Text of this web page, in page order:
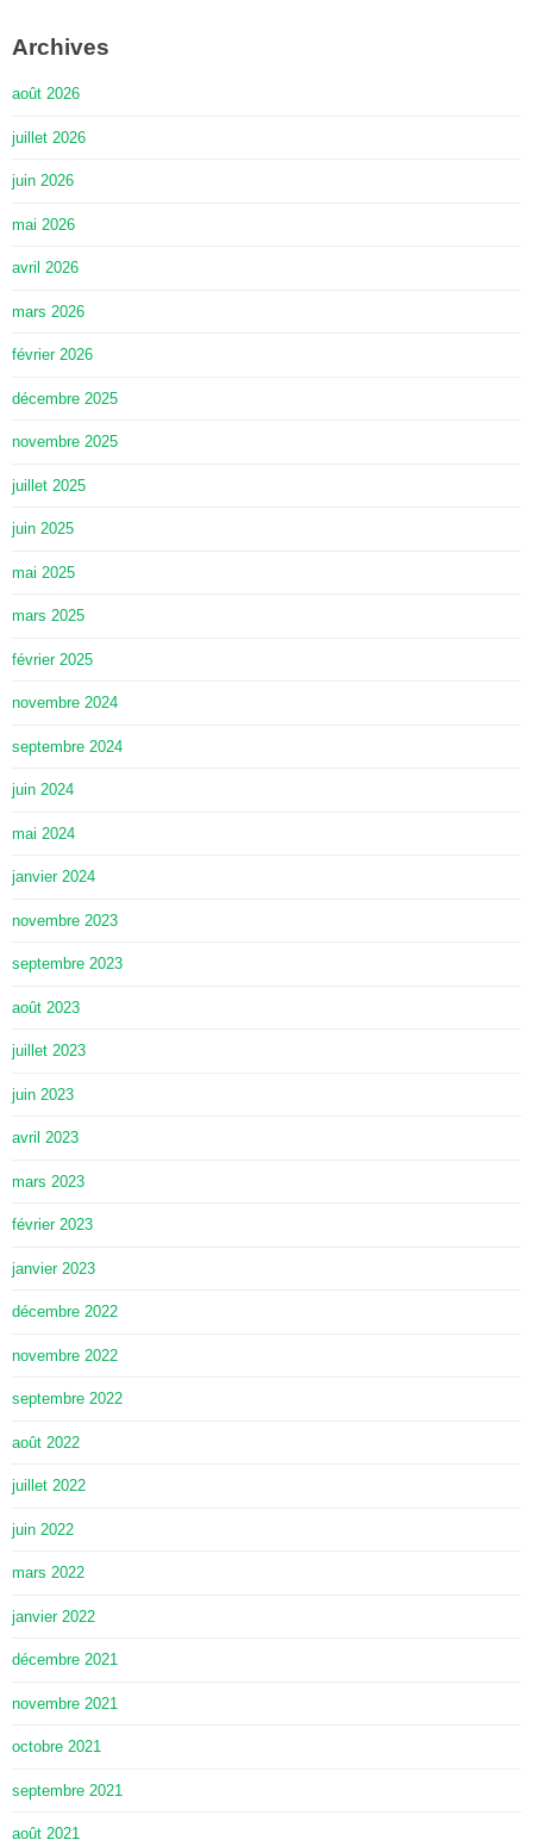
Archives
août 2026
juillet 2026
juin 2026
mai 2026
avril 2026
mars 2026
février 2026
décembre 2025
novembre 2025
juillet 2025
juin 2025
mai 2025
mars 2025
février 2025
novembre 2024
septembre 2024
juin 2024
mai 2024
janvier 2024
novembre 2023
septembre 2023
août 2023
juillet 2023
juin 2023
avril 2023
mars 2023
février 2023
janvier 2023
décembre 2022
novembre 2022
septembre 2022
août 2022
juillet 2022
juin 2022
mars 2022
janvier 2022
décembre 2021
novembre 2021
octobre 2021
septembre 2021
août 2021